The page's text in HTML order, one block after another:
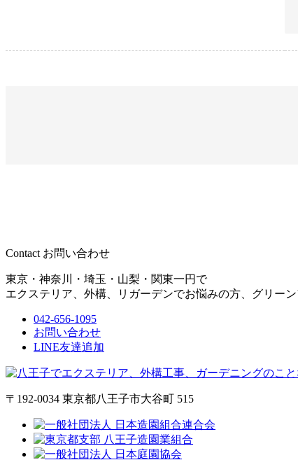
Contact お問い合わせ
東京・神奈川・埼玉・山梨・関東一円で
エクステリア、外構、リガーデンでお悩みの方、グリー
042-656-1095
お問い合わせ
LINE友達追加
〒192-0034 東京都八王子市大谷町 515